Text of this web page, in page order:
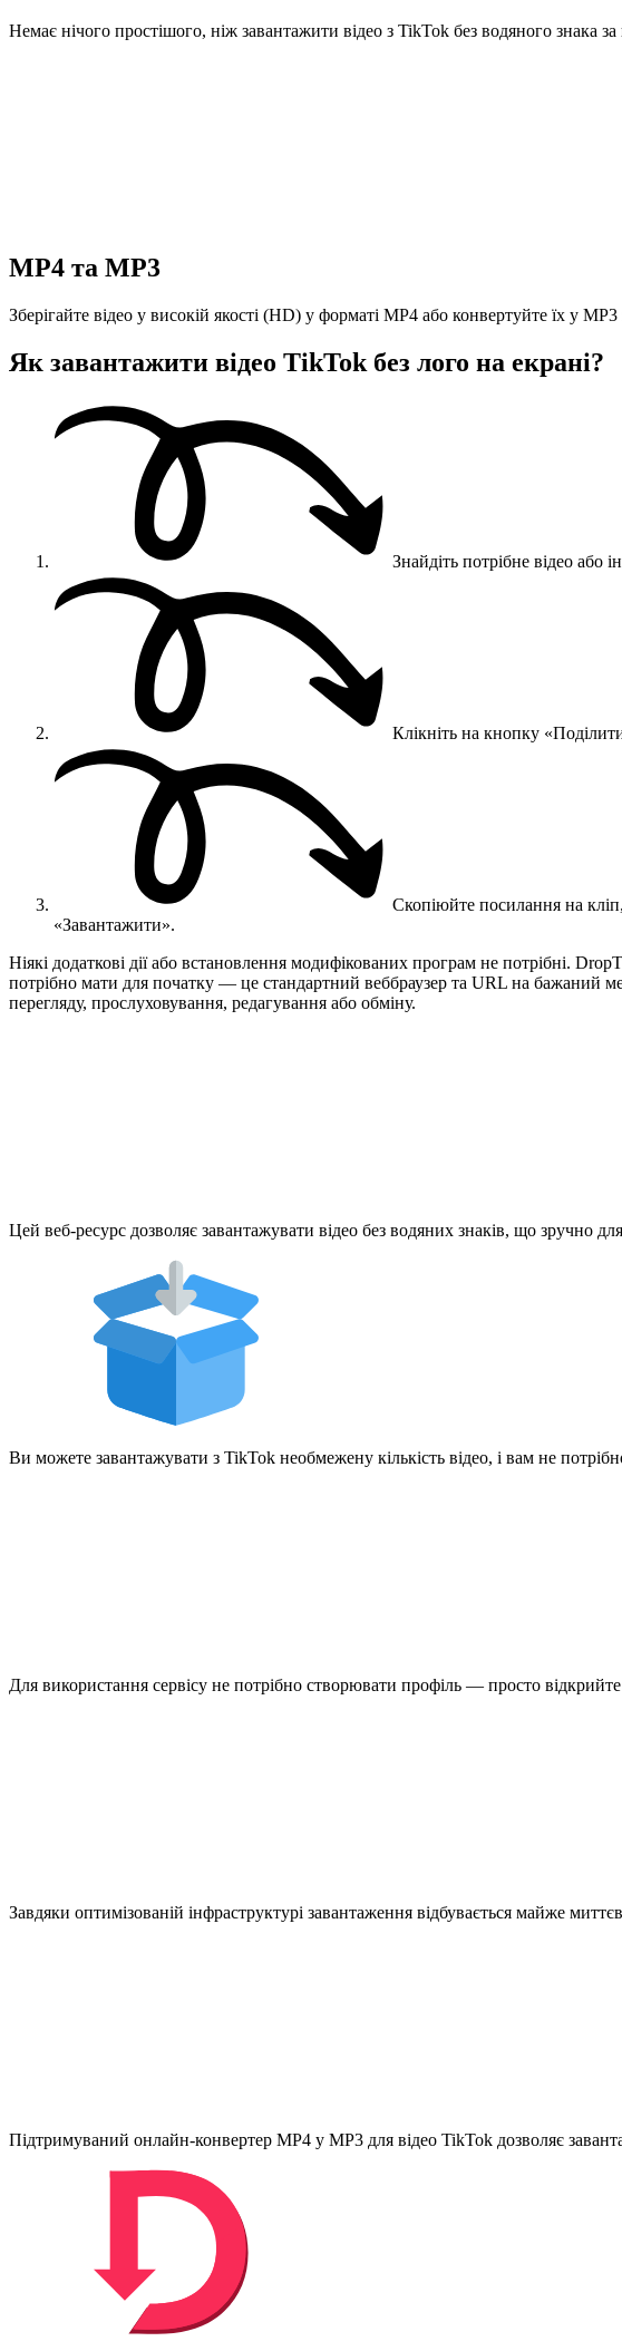
Немає нічого простішого, ніж завантажити відео з TikTok без водяного знака
MP4 та MP3
Зберігайте відео у високій якості (HD) у форматі MP4 або конвертуйте їх у
Як завантажити відео TikTok без лого на екрані?
Знайдіть потрібне відео або
Клікніть на кнопку
Скопіюйте посилання на
«Завантажити».
Ніякі додаткові дії або встановлення модифікованих програм не потрібні.
потрібно мати для початку — це стандартний веббраузер та URL на бажаний
перегляду, прослуховування, редагування або обміну.
Цей веб-ресурс дозволяє завантажувати відео без водяних знаків, що зручно
Ви можете завантажувати з TikTok необмежену кількість відео, і вам не
Для використання сервісу не потрібно створювати профіль — просто відкрийте
Завдяки оптимізованій інфраструктурі завантаження відбувається майже
Підтримуваний онлайн-конвертер MP4 у MP3 для відео TikTok дозволяє